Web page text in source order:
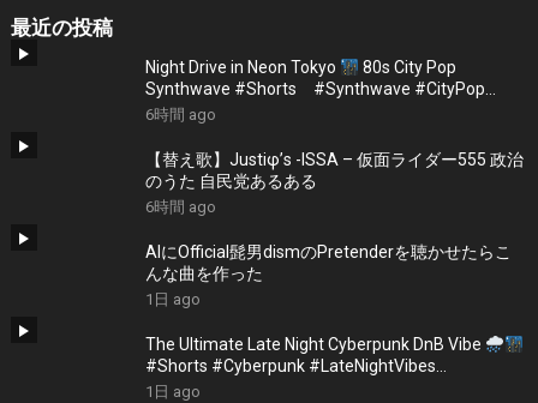
最近の投稿
Night Drive in Neon Tokyo
80s City Pop
Synthwave #Shorts #Synthwave #CityPop
#NightDrive
6時間 ago
【替え歌】Justiφ’s -ISSA – 仮面ライダー555 政治
のうた 自民党あるある
6時間 ago
AIにOfficial髭男dismのPretenderを聴かせたらこ
んな曲を作った
1日 ago
The Ultimate Late Night Cyberpunk DnB Vibe
#Shorts #Cyberpunk #LateNightVibes
#ElectronicMusic
1日 ago